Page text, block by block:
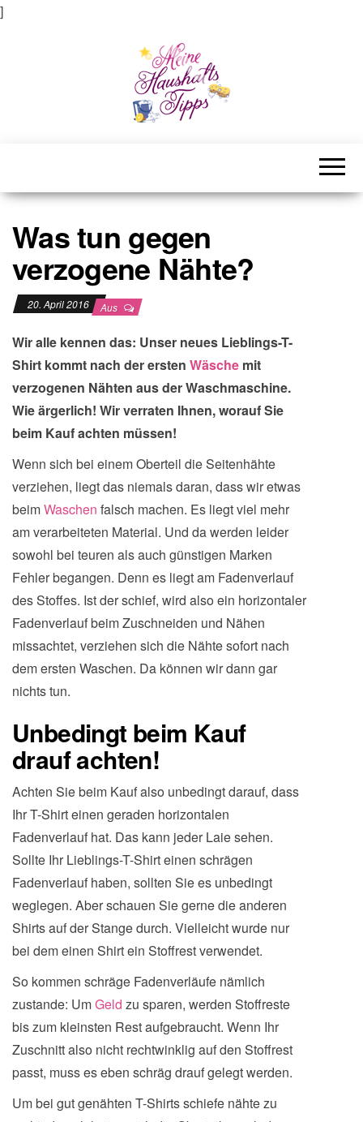
]
Was tun gegen
verzogene Nähte?
20. April 2016 Aus
Wir alle kennen das: Unser neues Lieblings-T-
Shirt kommt nach der ersten Wäsche mit
verzogenen Nähten aus der Waschmaschine.
Wie ärgerlich! Wir verraten Ihnen, worauf Sie
beim Kauf achten müssen!
Wenn sich bei einem Oberteil die Seitenhähte
verziehen, liegt das niemals daran, dass wir etwas
beimWaschen falsch machen. Es liegt viel mehr
am verarbeiteten Material. Und da werden leider
sowohl bei teuren als auch günstigen Marken
Fehler begangen. Denn es liegt am Fadenverlauf
des Stoffes. Ist der schief, wird also ein horizontaler
Fadenverlauf beim Zuschneiden und Nähen
missachtet, verziehen sich die Nähte sofort nach
dem ersten Waschen. Da können wir dann gar
nichts tun.
Unbedingt beim Kauf
drauf achten!
Achten Sie beim Kauf also unbedingt darauf, dass
Ihr T-Shirt einen geraden horizontalen
Fadenverlauf hat. Das kann jeder Laie sehen.
Sollte Ihr Lieblings-T-Shirt einen schrägen
Fadenverlauf haben, sollten Sie es unbedingt
weglegen. Aber schauen Sie gerne die anderen
Shirts auf der Stange durch. Vielleicht wurde nur
bei dem einen Shirt ein Stoffrest verwendet.
So kommen schräge Fadenverläufe nämlich
zustande: UmGeld zu sparen, werden Stoffreste
bis zum kleinsten Rest aufgebraucht. Wenn Ihr
Zuschnitt also nicht rechtwinklig auf den Stoffrest
passt, muss es eben schräg drauf gelegt werden.
Um bei gut genähten T-Shirts schiefe nähte zu